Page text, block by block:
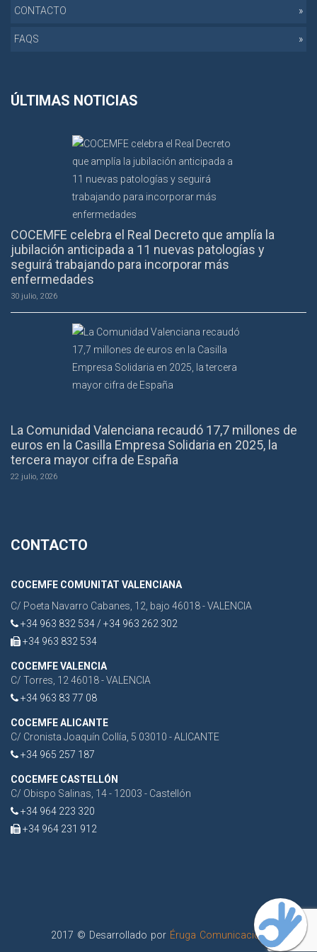
CONTACTO
FAQS
ÚLTIMAS NOTICIAS
COCEMFE celebra el Real Decreto que amplía la
jubilación anticipada a 11 nuevas patologías y
seguirá trabajando para incorporar más
enfermedades
30 julio, 2026
La Comunidad Valenciana recaudó 17,7 millones de
euros en la Casilla Empresa Solidaria en 2025, la
tercera mayor cifra de España
22 julio, 2026
CONTACTO
COCEMFE COMUNITAT VALENCIANA
C/ Poeta Navarro Cabanes, 12, bajo 46018 - VALENCIA
+34 963 832 534 / +34 963 262 302
+34 963 832 534
COCEMFE VALENCIA
C/ Torres, 12 46018 - VALENCIA
+34 963 83 77 08
COCEMFE ALICANTE
C/ Cronista Joaquín Collía, 5 03010 - ALICANTE
+34 965 257 187
COCEMFE CASTELLÓN
C/ Obispo Salinas, 14 - 12003 - Castellón
+34 964 223 320
+34 964 231 912
2017 © Desarrollado por Éruga Comunicación